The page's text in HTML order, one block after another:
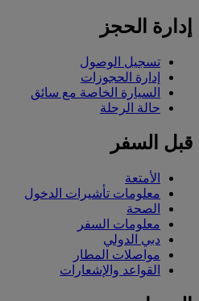
إدارة الحجز
تسجيل الوصول
إدارة الحجوزات
السيارة الخاصة مع سائق
حالة الرحلة
قبل السفر
الأمتعة
معلومات تأشيرات الدخول
الصحة
معلومات السفر
دبي الدولي
مواصلات المطار
القواعد والإشعارات